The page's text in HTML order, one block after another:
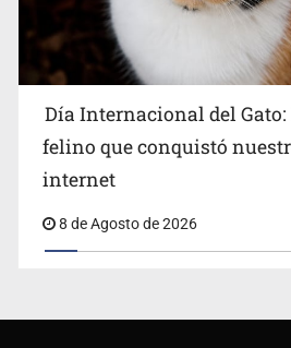
Día Internacional del
felino que conquistó
internet
8 de Agosto de 2026